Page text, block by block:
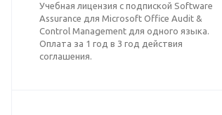
Учебная лицензия с подпиской Software
Assurance для Microsoft Office Audit &
Control Management для одного языка.
Оплата за 1 год в 3 год действия
соглашения.